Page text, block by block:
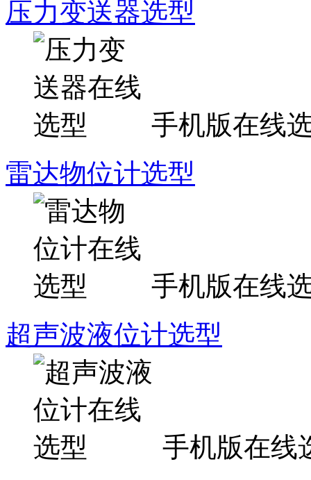
压力变送器选型
手机版在线
雷达物位计选型
手机版在线
超声波液位计选型
手机版在线